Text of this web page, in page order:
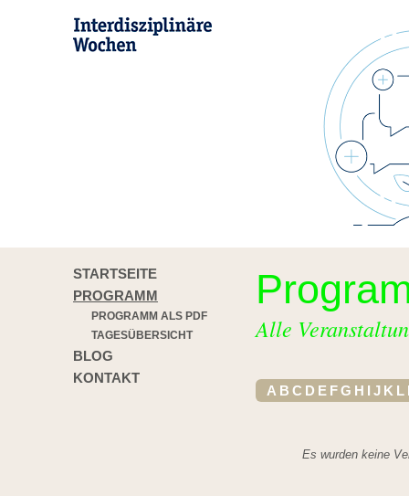
STARTSEITE
PROGRAMM
PROGRAMM ALS PDF
TAGESÜBERSICHT
BLOG
KONTAKT
Alle
A B C D E FG H I J K L
Es wurden keine